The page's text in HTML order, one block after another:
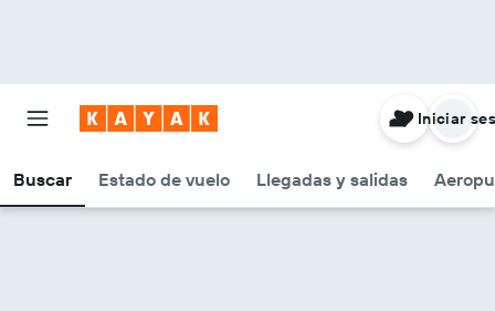
Buscar Estado de vuelo Llegadas y salidas
Iniciar